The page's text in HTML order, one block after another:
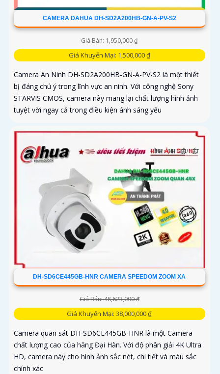
CAMERA DAHUA DH-SD2A200HB-GN-A-PV-S2
Giá Bán: 1,950,000 ₫
Giá Khuyến Mại: 1,500,000 ₫
Camera An Ninh DH-SD2A200HB-GN-A-PV-S2 là một thiết
bị đáng chú ý trong lĩnh vực an ninh. Với công nghệ Sony
STARVIS CMOS, camera này mang lại chất lượng hình ảnh
tuyệt vời ngay cả trong điều kiện ánh sáng yếu
DH-SD6CE445GB-HNR CAMERA SPEEDOM ZOOM XA
Giá Bán: 48,623,000 ₫
Giá Khuyến Mại: 38,000,000 ₫
Camera quan sát DH-SD6CE445GB-HNR là một Camera
chất lượng cao của hãng Đại Hàn. Với độ phân giải 4K Ultra
HD, camera này cho hình ảnh sắc nét, chi tiết và màu sắc
chính xác